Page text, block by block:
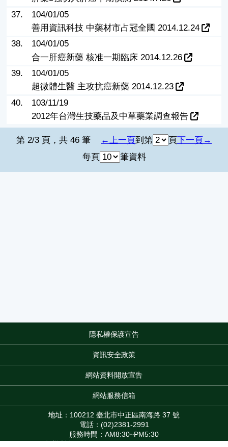
37.
104/01/05
善用資訊科技 中藥材市占冠全國 2014.12.24
38.
104/01/05
合一肝癌新藥 核准一期臨床 2014.12.26
39.
104/01/05
超微體生醫 主攻抗癌新藥 2014.12.23
40.
103/11/19
2012年台灣生技藥品及中草藥業調查報告
第 2/3 頁，共 46 筆 上一頁到第 頁下一頁
每頁
筆資料
隱私權保護宣告
資訊安全政策
網站資料開放宣告
網站服務信箱
地址：100212 臺北市中正區南海路 37 號
電話：(02)2381-2991
服務時間：AM8:30~PM5:30